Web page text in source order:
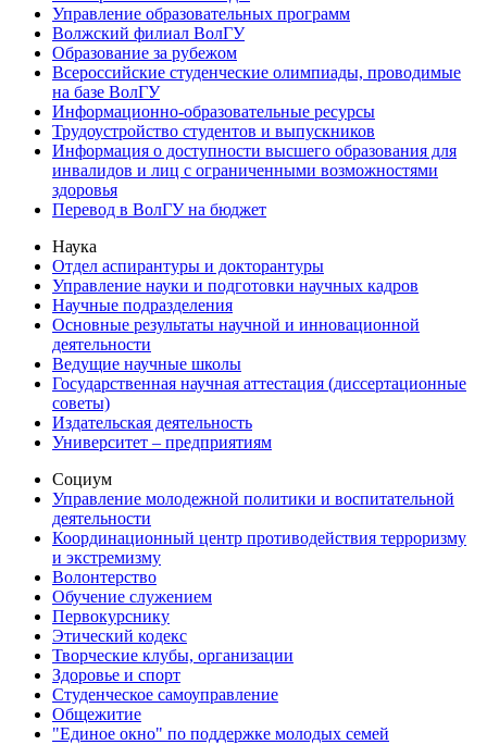
Управление образовательных программ
Волжский филиал ВолГУ
Образование за рубежом
Всероссийские студенческие олимпиады, проводимые
на базе ВолГУ
Информационно-образовательные ресурсы
Трудоустройство студентов и выпускников
Информация о доступности высшего образования для
инвалидов и лиц с ограниченными возможностями
здоровья
Перевод в ВолГУ на бюджет
Наука
Отдел аспирантуры и докторантуры
Управление науки и подготовки научных кадров
Научные подразделения
Основные результаты научной и инновационной
деятельности
Ведущие научные школы
Государственная научная аттестация (диссертационные
советы)
Издательская деятельность
Университет – предприятиям
Социум
Управление молодежной политики и воспитательной
деятельности
Координационный центр противодействия терроризму
и экстремизму
Волонтерство
Обучение служением
Первокурснику
Этический кодекс
Творческие клубы, организации
Здоровье и спорт
Студенческое самоуправление
Общежитие
"Единое окно" по поддержке молодых семей